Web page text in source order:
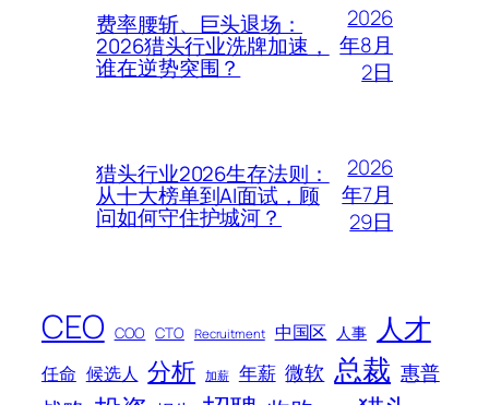
费率腰斩、巨头退场：
2026猎头行业洗牌加速，
谁在逆势突围？
2026
年8月
2日
猎头行业2026生存法则：
从十大榜单到AI面试，顾
问如何守住护城河？
2026
年7月
29日
CEO COO CTO Recruitment 中国区 人事 人才
任命 候选人 分析 加薪 年薪 微软 总裁 惠普